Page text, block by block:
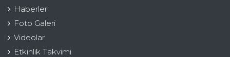
Haberler
Foto Galeri
Videolar
Etkinlik Takvimi